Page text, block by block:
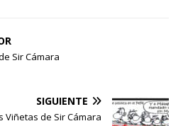
Sir Cámara
SIGUIENTE
Viñetas de Sir Cámara